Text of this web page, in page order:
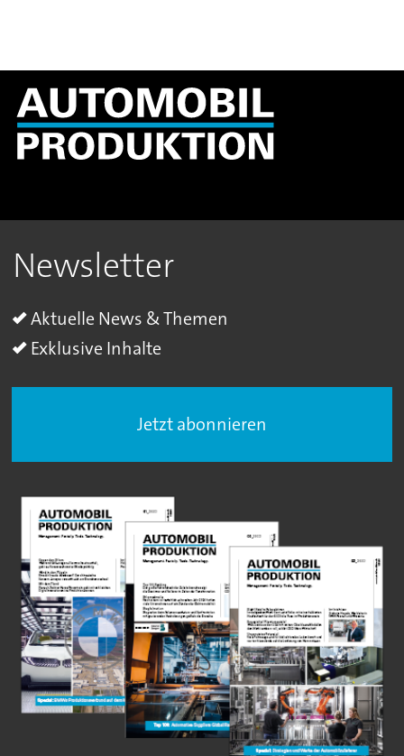
Newsletter
Aktuelle News & Themen
Exklusive Inhalte
Jetzt abonnieren